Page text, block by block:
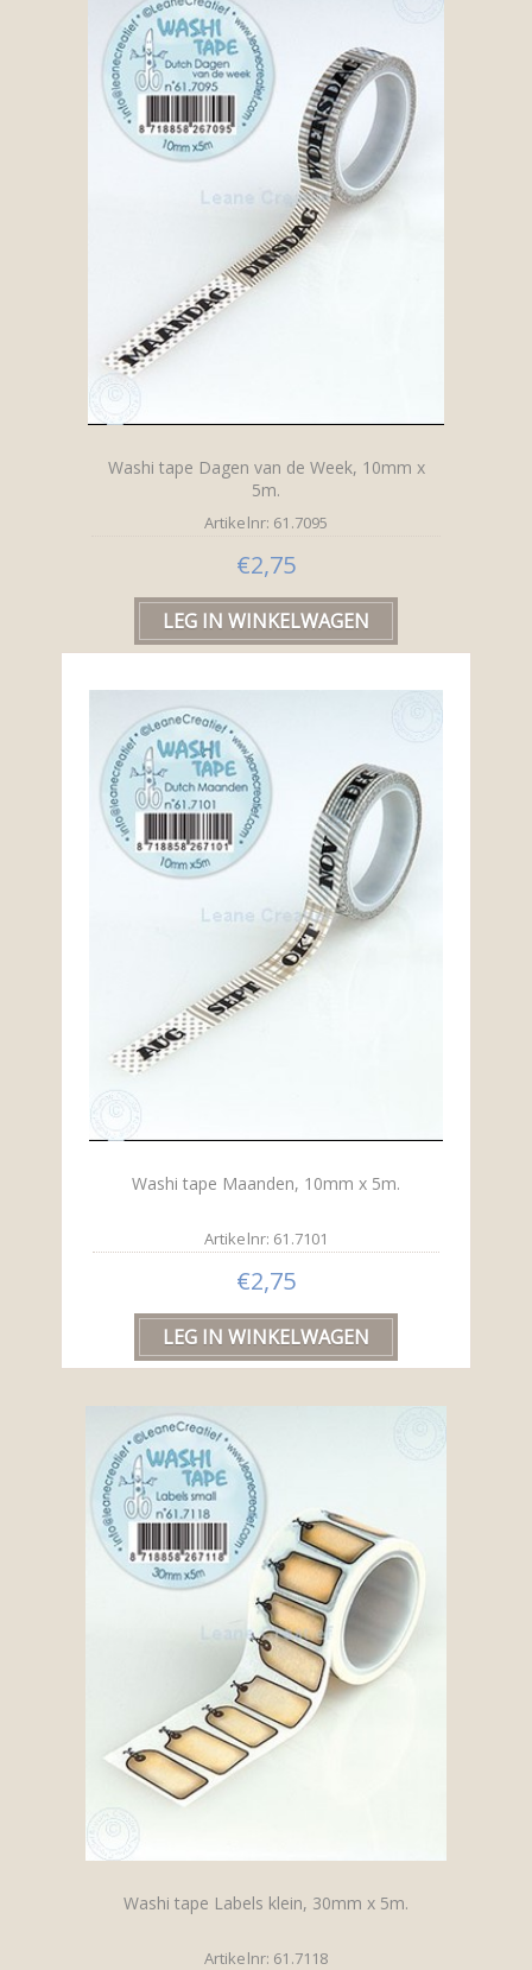
Washi tape Dagen van de Week, 10mm x
5m.
Artikelnr: 61.7095
€2,75
Washi tape Maanden, 10mm x 5m.
Artikelnr: 61.7101
€2,75
Washi tape Labels klein, 30mm x 5m.
Artikelnr: 61.7118